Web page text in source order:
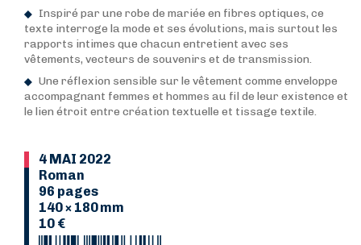
Inspiré par une robe de mariée en fibres optiques, ce
texte interroge la mode et ses évolutions, mais surtout les
rapports intimes que chacun entretient avec ses
vêtements, vecteurs de souvenirs et de transmission.
Une réflexion sensible sur le vêtement comme enveloppe
accompagnant femmes et hommes au fil de leur existence et
le lien étroit entre création textuelle et tissage textile.
4 MAI 2022
Roman
96 pages
140 × 180 mm
10 €